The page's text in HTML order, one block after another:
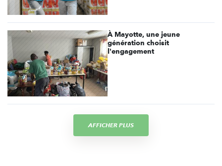
À Mayotte, une jeune
génération choisit
l'engagement
AFFICHER PLUS